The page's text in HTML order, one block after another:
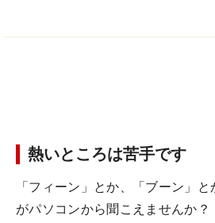
熱いところは苦手です
「フィーン」とか、「ブーン」
がパソコンから聞こえませんか